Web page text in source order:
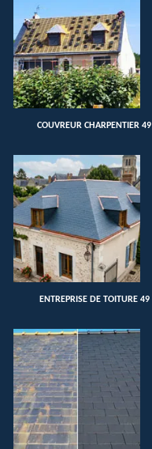
COUVREUR CHARPENTIER 49
ENTREPRISE DE TOITURE 49